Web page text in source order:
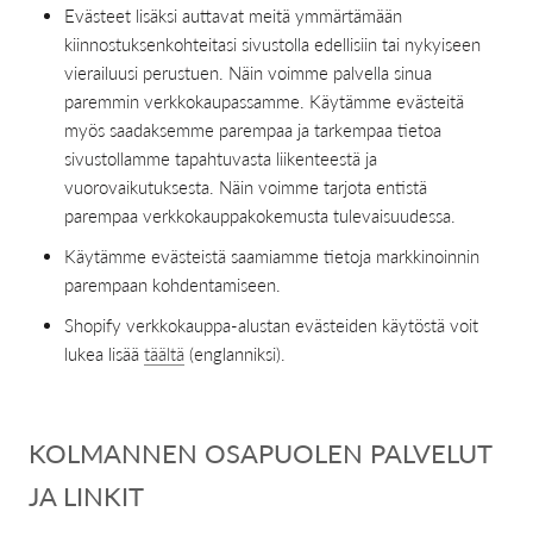
Evästeet lisäksi auttavat meitä ymmärtämään
kiinnostuksenkohteitasi sivustolla edellisiin tai nykyiseen
vierailuusi perustuen. Näin voimme palvella sinua
paremmin verkkokaupassamme. Käytämme evästeitä
myös saadaksemme parempaa ja tarkempaa tietoa
sivustollamme tapahtuvasta liikenteestä ja
vuorovaikutuksesta. Näin voimme tarjota entistä
parempaa verkkokauppakokemusta tulevaisuudessa.
Käytämme evästeistä saamiamme tietoja markkinoinnin
parempaan kohdentamiseen.
Shopify verkkokauppa-alustan evästeiden käytöstä voit
lukea lisää täältä (englanniksi).
KOLMANNEN OSAPUOLEN PALVELUT
JA LINKIT